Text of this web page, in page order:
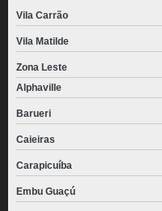
Vila Carrão
Vila Matilde
Zona Leste
Alphaville
Barueri
Caieiras
Carapicuíba
Embu Guaçú